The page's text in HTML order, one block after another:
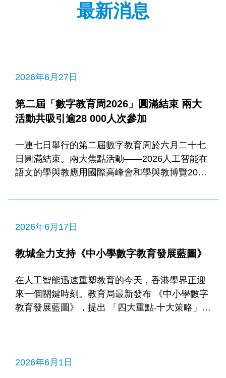
最新消息
2026年6月27日
第二屆「數字教育周2026」圓滿結束 兩大
活動共吸引逾28 000人次參加
一連七日舉行的第二屆數字教育周於六月二十七
日圓滿結束。兩大焦點活動——2026人工智能在
語文的學與教應用國際高峰會和學與教博覽2026
到影響」及「重塑教育：以人為本 應對未來」
家和社會人才培育的需要，全方位促進人文教育
2026年6月17日
教城全力支持《中小學數字教育發展藍圖》
在人工智能迅速重塑教育的今天，香港學界正迎
來一個關鍵時刻。教育局最新發布 《中小學數字
教育發展藍圖》，提出 「四大重點‧十大策略」，
懷的下一代。
2026年6月1日